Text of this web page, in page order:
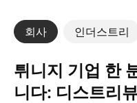
회사 인더스트리
튀니지 기업 한 분야에 종사하고 있습
니다: 디스트리